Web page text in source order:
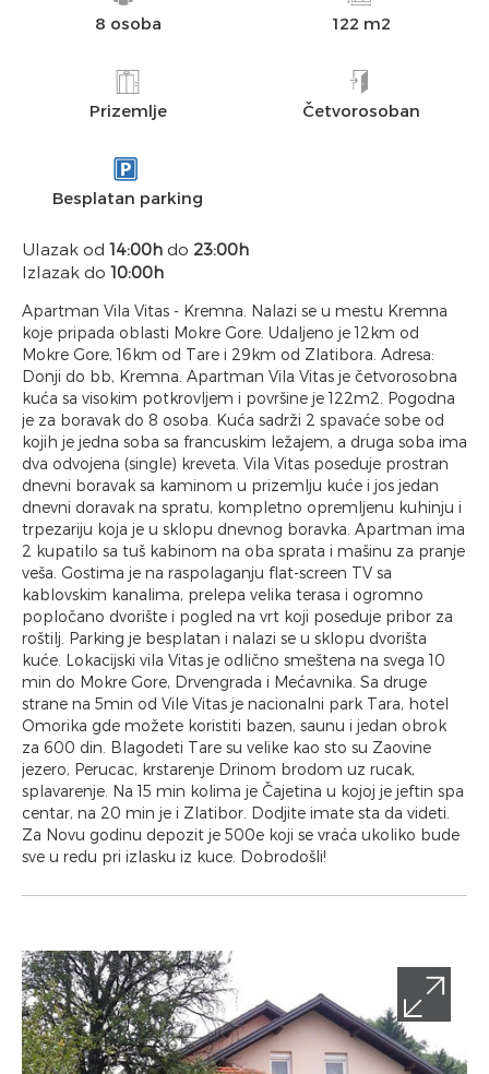
8 osoba 122 m2
Prizemlje Četvorosoban
Besplatan parking
Ulazak od 14:00h do 23:00h
Izlazak do 10:00h
Apartman Vila Vitas - Kremna. Nalazi se u mestu Kremna
koje pripada oblasti Mokre Gore. Udaljeno je 12km od
Mokre Gore, 16km od Tare i 29km od Zlatibora. Adresa:
Donji do bb, Kremna. Apartman Vila Vitas je četvorosobna
kuća sa visokim potkrovljem i površine je 122m2. Pogodna
je za boravak do 8 osoba. Kuća sadrži 2 spavaće sobe od
kojih je jedna soba sa francuskim ležajem, a druga soba ima
dva odvojena (single) kreveta. Vila Vitas poseduje prostran
dnevni boravak sa kaminom u prizemlju kuće i jos jedan
dnevni doravak na spratu, kompletno opremljenu kuhinju i
trpezariju koja je u sklopu dnevnog boravka. Apartman ima
2 kupatilo sa tuš kabinom na oba sprata i mašinu za pranje
veša. Gostima je na raspolaganju flat-screen TV sa
kablovskim kanalima, prelepa velika terasa i ogromno
popločano dvorište i pogled na vrt koji poseduje pribor za
roštilj. Parking je besplatan i nalazi se u sklopu dvorišta
kuće. Lokacijski vila Vitas je odlično smeštena na svega 10
min do Mokre Gore, Drvengrada i Mećavnika. Sa druge
strane na 5min od Vile Vitas je nacionalni park Tara, hotel
Omorika gde možete koristiti bazen, saunu i jedan obrok
za 600 din. Blagodeti Tare su velike kao sto su Zaovine
jezero, Perucac, krstarenje Drinom brodom uz rucak,
splavarenje. Na 15 min kolima je Čajetina u kojoj je jeftin spa
centar, na 20 min je i Zlatibor. Dodjite imate sta da videti.
Za Novu godinu depozit je 500e koji se vraća ukoliko bude
sve u redu pri izlasku iz kuce. Dobrodošli!